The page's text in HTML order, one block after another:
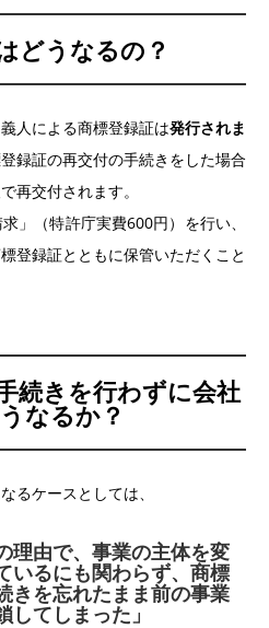
どうなるの？
人による商標登録証は発行されま
録証の再交付の手続きをした場合
再交付されます。
」（特許庁実費600円）を行い、
登録証とともに保管いただくこと
続きを行わずに会社
なるか？
るケースとしては、
理由で、事業の主体を変
いるにも関わらず、商標
きを忘れたまま前の事業
てしまった」